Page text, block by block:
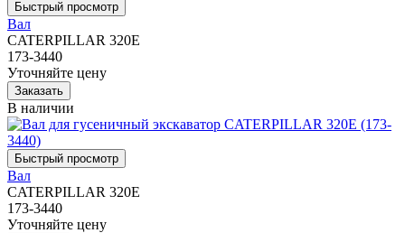
Вал
CATERPILLAR 320E
173-3440
Уточняйте цену
В наличии
Вал
CATERPILLAR 320E
173-3440
Уточняйте цену